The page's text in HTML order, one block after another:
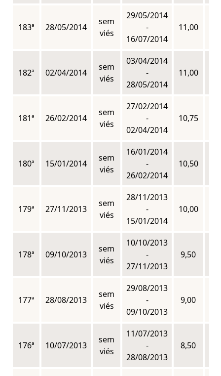
183ª 28/05/2014
sem
viés
29/05/2014
-
16/07/2014
11,00
182ª 02/04/2014
sem
viés
03/04/2014
-
28/05/2014
11,00
181ª 26/02/2014
sem
viés
27/02/2014
-
02/04/2014
10,75
180ª 15/01/2014
sem
viés
16/01/2014
-
26/02/2014
10,50
179ª 27/11/2013
sem
viés
28/11/2013
-
15/01/2014
10,00
178ª 09/10/2013
sem
viés
10/10/2013
-
27/11/2013
9,50
177ª 28/08/2013
sem
viés
29/08/2013
-
09/10/2013
9,00
176ª 10/07/2013
sem
viés
11/07/2013
-
28/08/2013
8,50